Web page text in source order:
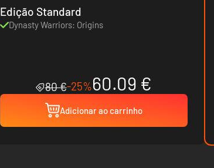
Edição Standard
Dynasty Warriors: Origins
80 €-25%60.09 €
Adicionar ao carrinho